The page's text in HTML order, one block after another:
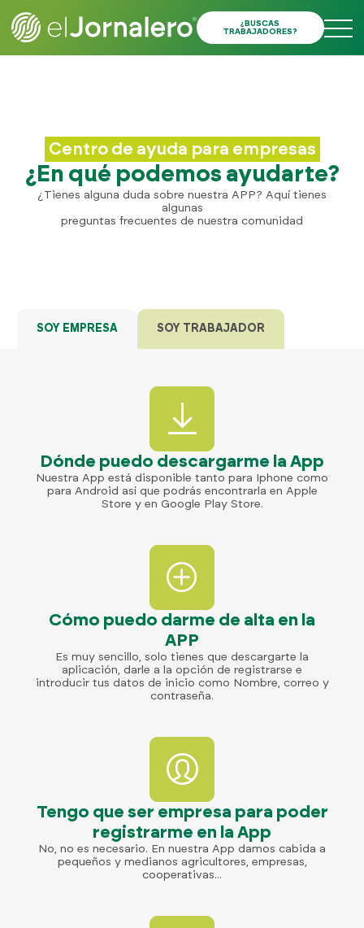
¿BUSCAS
TRABAJADORES?
Centro de ayuda para empresas
¿En qué podemos ayudarte?
¿Tienes alguna duda sobre nuestra APP? Aquí tienes
algunas
preguntas frecuentes de nuestra comunidad
SOY EMPRESA SOY TRABAJADOR
Dónde puedo descargarme la App
Nuestra App está disponible tanto para Iphone como
para Android así que podrás encontrarla en Apple
Store y en Google Play Store.
Cómo puedo darme de alta en la
APP
Es muy sencillo, solo tienes que descargarte la
aplicación, darle a la opción de registrarse e
introducir tus datos de inicio como Nombre, correo y
contraseña.
Tengo que ser empresa para poder
registrarme en la App
No, no es necesario. En nuestra App damos cabida a
pequeños y medianos agricultores, empresas,
cooperativas...